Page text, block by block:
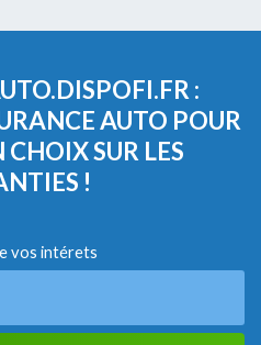
:
AUTO POUR
CHOIX SUR LES
!
vos intérets